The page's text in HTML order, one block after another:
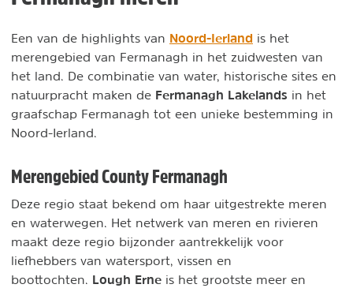
Een van de highlights van Noord-Ierland is het
merengebied van Fermanagh in het zuidwesten van
het land. De combinatie van water, historische sites en
natuurpracht maken de Fermanagh Lakelands in het
graafschap Fermanagh tot een unieke bestemming in
Noord-Ierland.
Merengebied County Fermanagh
Deze regio staat bekend om haar uitgestrekte meren
en waterwegen. Het netwerk van meren en rivieren
maakt deze regio bijzonder aantrekkelijk voor
liefhebbers van watersport, vissen en
boottochten. Lough Erne is het grootste meer en